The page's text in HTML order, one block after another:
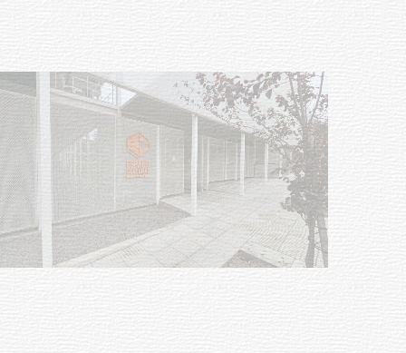
Siniestro laboral con tiernizadora
de carne
01-08-2026